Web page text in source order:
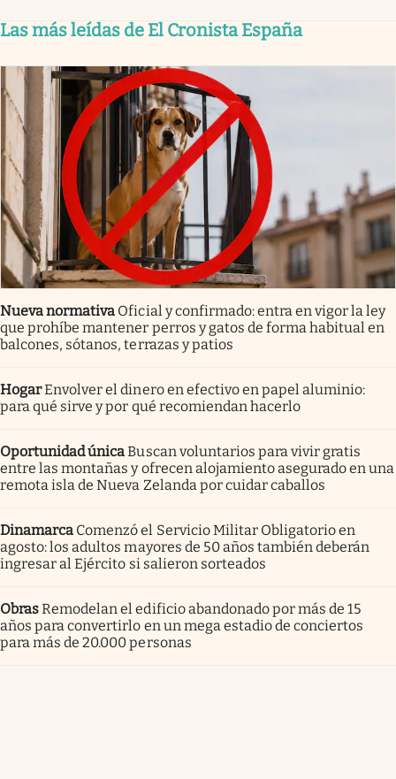
Las más leídas de El Cronista España
Nueva normativa Oficial y confirmado: entra en vigor la ley
que prohíbe mantener perros y gatos de forma habitual en
balcones, sótanos, terrazas y patios
HogarEnvolver el dinero en efectivo en papel aluminio:
para qué sirve y por qué recomiendan hacerlo
Oportunidad únicaBuscan voluntarios para vivir gratis
entre las montañas y ofrecen alojamiento asegurado en una
remota isla de Nueva Zelanda por cuidar caballos
Dinamarca Comenzó el Servicio Militar Obligatorio en
agosto: los adultos mayores de 50 años también deberán
ingresar al Ejército si salieron sorteados
ObrasRemodelan el edificio abandonado por más de 15
años para convertirlo en un mega estadio de conciertos
para más de 20.000 personas